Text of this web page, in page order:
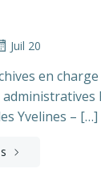
Juil 20
en
Yvelines – […]